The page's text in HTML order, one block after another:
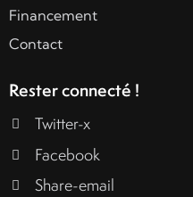
Financement
Contact
Rester connecté !
Twitter-x
Facebook
Share-email